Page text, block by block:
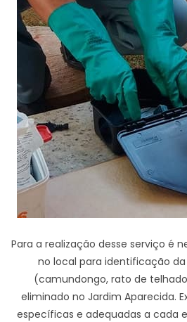
Para a realização desse serviço é
no local para identificação
(camundongo, rato de
eliminado no Jardim Aparecida.
específicas e adequadas a cada